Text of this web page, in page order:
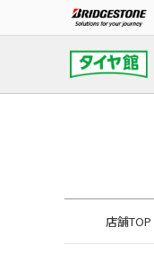
店舗TOP